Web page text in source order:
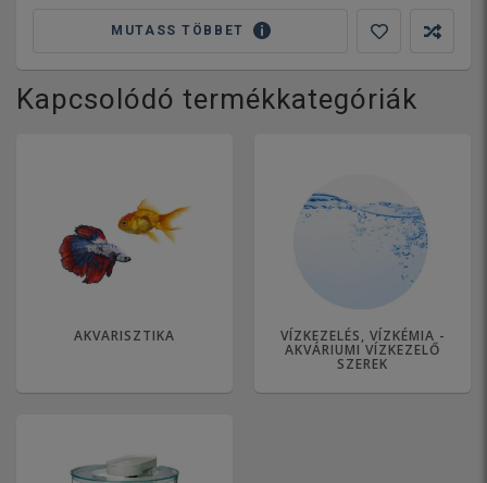
MUTASS TÖBBET
Kapcsolódó termékkategóriák
AKVARISZTIKA VÍZKEZELÉS, VÍZKÉMIA -
AKVÁRIUMI VÍZKEZELŐ
SZEREK